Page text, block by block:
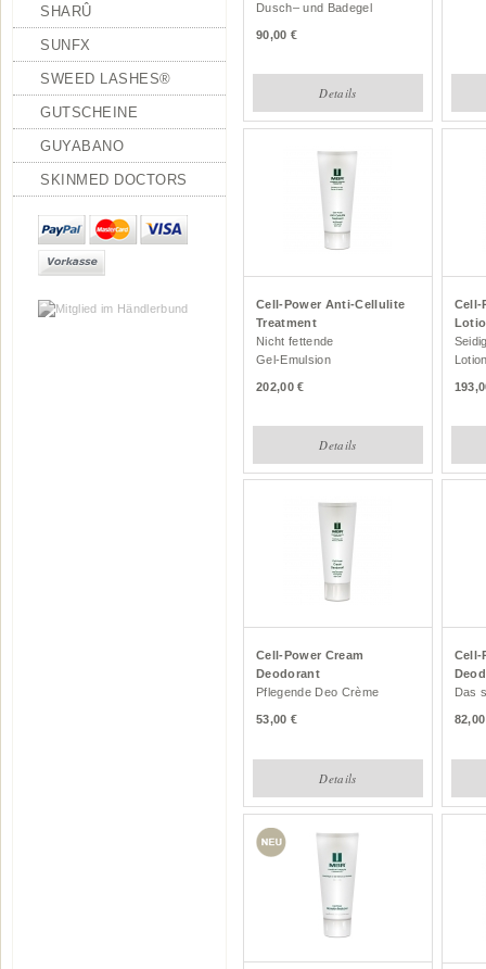
SHARÛ
SUNFX
SWEED LASHES®
GUTSCHEINE
GUYABANO
SKINMED DOCTORS
Dusch– und Badegel
90,00
Details
Cell-Power Anti-Cellulite
Treatment
Nicht fettende
Gel-Emulsion
202,00
Details
Cell-
Cell-Power Cream
Deodorant
Pflegende Deo Crème
53,00
Details
Cell-
Das
82,00